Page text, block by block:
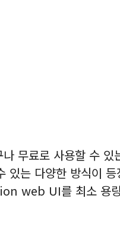
무료로 사용할 수 있
있는 다양한 방식이
web UI를 최소 용